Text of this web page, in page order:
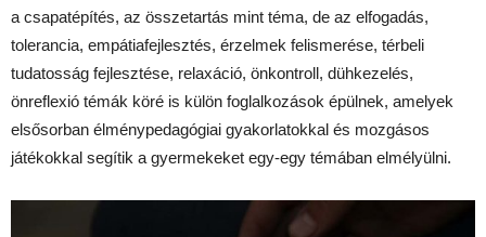
a csapatépítés, az összetartás mint téma, de az elfogadás,
tolerancia, empátiafejlesztés, érzelmek felismerése, térbeli
tudatosság fejlesztése, relaxáció, önkontroll, dühkezelés,
önreflexió témák köré is külön foglalkozások épülnek, amelyek
elsősorban élménypedagógiai gyakorlatokkal és mozgásos
játékokkal segítik a gyermekeket egy-egy témában elmélyülni.